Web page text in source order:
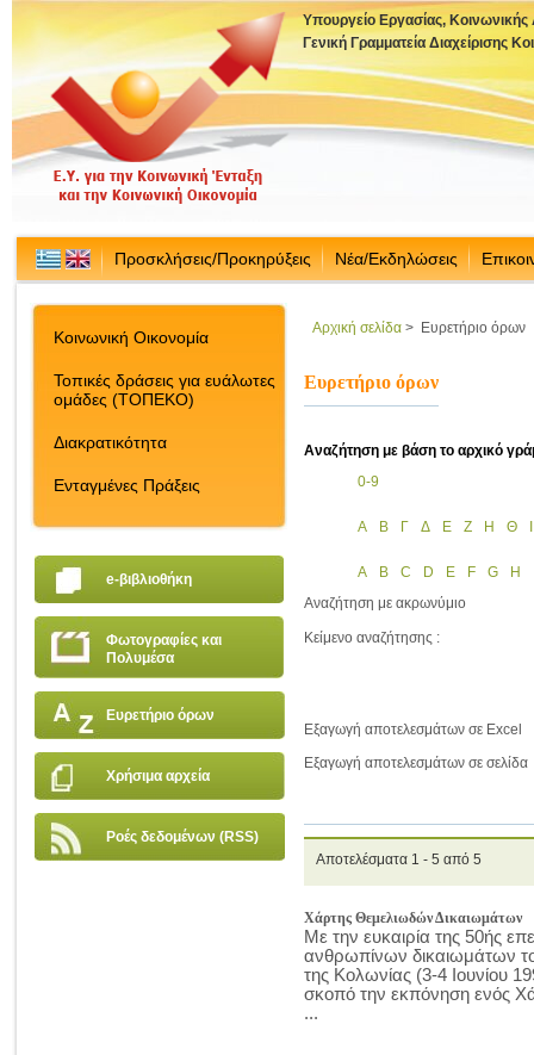
Υπουργείο Εργασίας,
Γενική Γραμματεία Διαχείρισης
Προσκλήσεις/Προκηρύξεις Νέα/Εκδηλώσεις
Κοινωνική Οικονομία
Τοπικές δράσεις για ευάλωτες
ομάδες (ΤΟΠΕΚΟ)
Διακρατικότητα
Ενταγμένες Πράξεις
e-βιβλιοθήκη
Φωτογραφίες και
Πολυμέσα
Ευρετήριο όρων
Χρήσιμα αρχεία
Ροές δεδομένων (RSS)
Αρχική σελίδα > Ευρετήριο όρων
Ευρετήριο όρων
Αναζήτηση με βάση το αρχικό
0-9
Α Β Γ Δ Ε Ζ Η Θ
A B C D E F G H
Αναζήτηση με ακρωνύμιο
Κείμενο αναζήτησης :
Εξαγωγή αποτελεσμάτων σε Excel
Εξαγωγή αποτελεσμάτων σε σελίδα
Αποτελέσματα 1 - 5 από 5
Χάρτης Θεμελιωδών Δικαιωμάτων
Με την ευκαιρία της 50ής
ανθρωπίνων δικαιωμάτων
της Κολωνίας (3-4 Ιουνίου
σκοπό την εκπόνηση ενός
...